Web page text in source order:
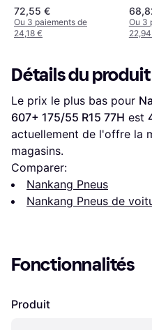
R14 88T 4PR
72,55 €
Ou 3 paiements de
24,18 €
Ou 3
Détails du produit
Le prix le plus bas pour
607+ 175/55 R15 77H est
actuellement de l'offre la
magasins.
Comparer:
Nankang Pneus
Nankang Pneus de
Fonctionnalités
Produit